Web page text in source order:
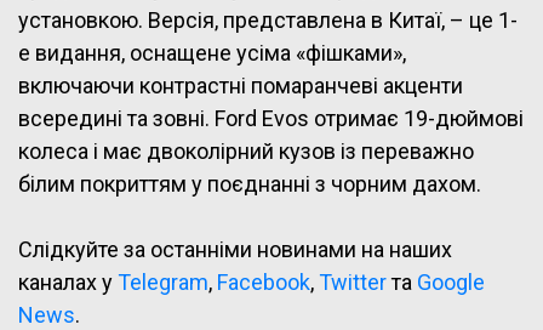
установкою. Версія, представлена в Китаї, – це 1-
е видання, оснащене усіма «фішками»,
включаючи контрастні помаранчеві акценти
всередині та зовні. Ford Evos отримає 19-дюймові
колеса і має двоколірний кузов із переважно
білим покриттям у поєднанні з чорним дахом.
Слідкуйте за останніми новинами на наших
каналах уTelegram, Facebook,Twitterта Google
News.